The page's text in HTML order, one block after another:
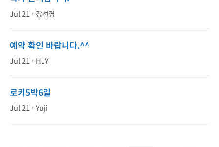
Jul 21 · 강선영
예약 확인 바랍니다.^^
Jul 21 · HJY
로키5박6일
Jul 21 · Yuji